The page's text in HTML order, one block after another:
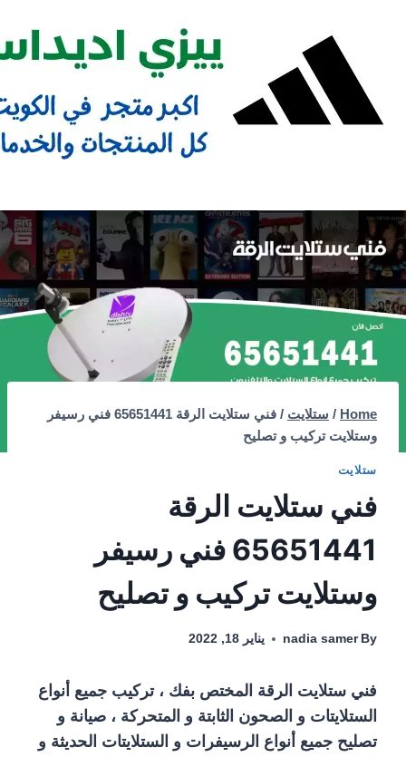
content
Home
/ ستلايت /
فني ستلايت الرقة 65651441 فني رسيفر
وستلايت تركيب و تصليح
ستلايت
فني ستلايت الرقة
65651441 فني رسيفر
وستلايت تركيب و تصليح
By
nadia samer يناير 18, 2022
فني ستلايت الرقة المختص بفك ، تركيب جميع أنواع
الستلايتات و الصحون الثابتة و المتحركة ، صيانة و
تصليح جميع أنواع الرسيفرات و الستلايتات الحديثة و